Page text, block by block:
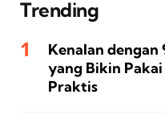
Trending
Kenalan dengan
yang Bikin Pakai
Praktis